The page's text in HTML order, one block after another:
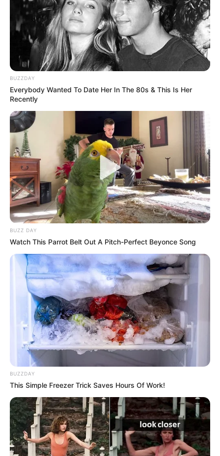
BUZZDAY
Everybody Wanted To Date Her In The 80s & This Is Her
Recently
BUZZ DAY
Watch This Parrot Belt Out A Pitch-Perfect Beyonce Song
BUZZDAY
This Simple Freezer Trick Saves Hours Of Work!